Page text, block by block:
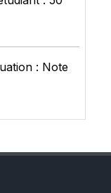
: Note